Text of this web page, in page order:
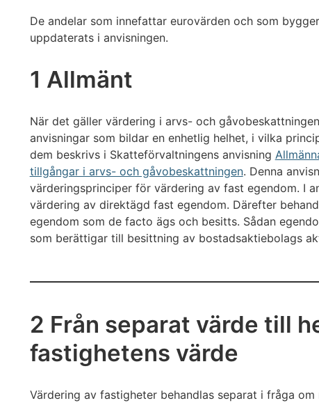
De andelar som innefattar eurovärden och som
uppdaterats i anvisningen.
1 Allmänt
När det gäller värdering i arvs- och
anvisningar som bildar en enhetlig helhet, i vilka
dem beskrivs i Skatteförvaltningens anvisning
tillgångar i arvs- och gåvobeskattningen. Denna
värderingsprinciper för värdering av fast egendom. I
värdering av direktägd fast egendom. Därefter
egendom som de facto ägs och besitts. Sådan
som berättigar till besittning av bostadsaktiebolags
2 Från separat värde till
fastighetens värde
Värdering av fastigheter behandlas separat i fråga